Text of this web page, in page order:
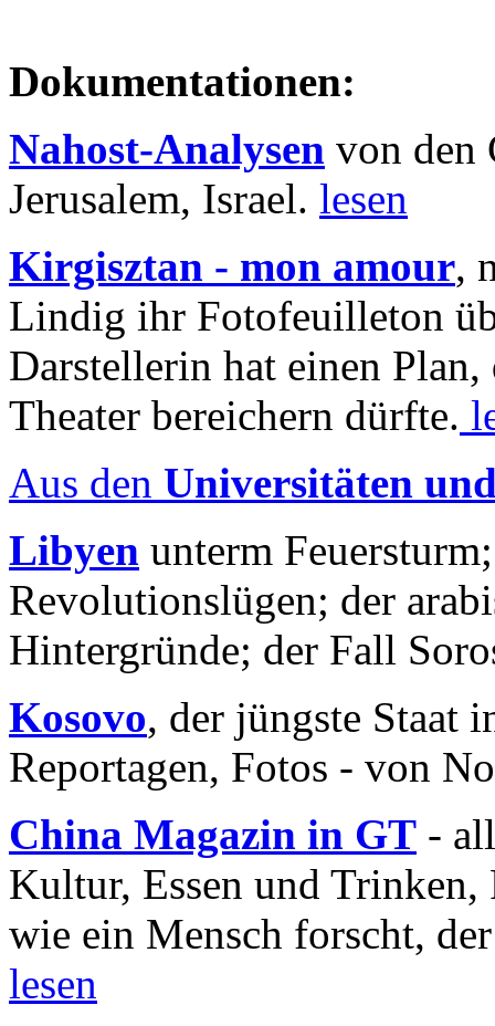
Dokumentationen:
Nahost-Analysen von den
Jerusalem, Israel. lesen
Kirgisztan - mon amour,
Lindig ihr Fotofeuilleton
Darstellerin hat einen Plan,
Theater bereichern dürfte.
Aus den Universitäten
Libyen unterm
Revolutionslügen; der
Hintergründe; der Fall
Kosovo, der jüngste Staat
Reportagen, Fotos - von
China Magazin in GT -
Kultur, Essen und
wie ein Mensch forscht,
lesen